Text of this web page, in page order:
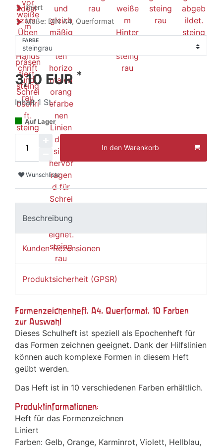
liniert
Maße: DIN A4, Querformat
FARBE
3,10 EUR *
Inhalt1 St.
Auf Lager
In den Warenkorb
Wunschliste
Beschreibung
Kunden-Rezensionen
Produktsicherheit (GPSR)
Formenzeichenheft, A4, Querformat, 10 Farben
zur Auswahl
Dieses Schulheft ist speziell als Epochenheft für
das Formen zeichnen geeignet. Dank der Hilfslinien
können auch komplexe Formen in diesem Heft
geübt werden.
Das Heft ist in 10 verschiedenen Farben erhältlich.
Produktinformationen:
Heft für das Formenzeichnen
Liniert
Farben: Gelb, Orange, Karminrot, Violett, Hellblau,